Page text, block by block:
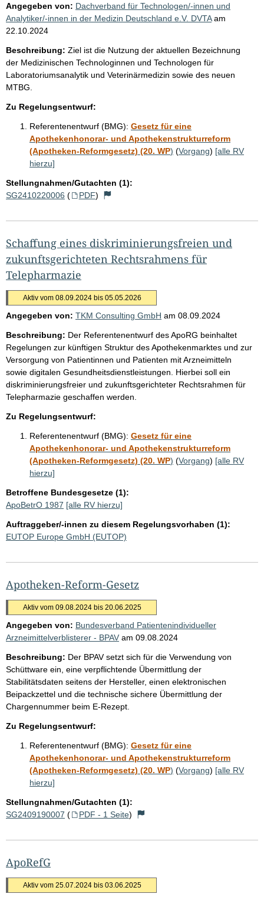
Angegeben von: Dachverband für Technologen/-innen und
Analytiker/-innen in der Medizin Deutschland e.V. DVTA am
22.10.2024
Beschreibung: Ziel ist die Nutzung der aktuellen Bezeichnung
der Medizinischen Technologinnen und Technologen für
Laboratoriumsanalytik und Veterinärmedizin sowie des neuen
MTBG.
Zu Regelungsentwurf:
Referentenentwurf (BMG): Gesetz für eine
Apothekenhonorar- und Apothekenstrukturreform
(Apotheken-Reformgesetz) (20. WP) (Vorgang) [alle RV
hierzu]
Stellungnahmen/Gutachten (1):
SG2410220006 ( PDF)
Schaffung eines diskriminierungsfreien und
zukunftsgerichteten Rechtsrahmens für
Telepharmazie
Aktiv vom 08.09.2024 bis 05.05.2026
Angegeben von: TKM Consulting GmbH am 08.09.2024
Beschreibung: Der Referentenentwurf des ApoRG beinhaltet
Regelungen zur künftigen Struktur des Apothekenmarktes und zur
Versorgung von Patientinnen und Patienten mit Arzneimitteln
sowie digitalen Gesundheitsdienstleistungen. Hierbei soll ein
diskriminierungsfreier und zukunftsgerichteter Rechtsrahmen für
Telepharmazie geschaffen werden.
Zu Regelungsentwurf:
Referentenentwurf (BMG): Gesetz für eine
Apothekenhonorar- und Apothekenstrukturreform
(Apotheken-Reformgesetz) (20. WP) (Vorgang) [alle RV
hierzu]
Betroffene Bundesgesetze (1):
ApoBetrO 1987 [alle RV hierzu]
Auftraggeber/-innen zu diesem Regelungsvorhaben (1):
EUTOP Europe GmbH (EUTOP)
Apotheken-Reform-Gesetz
Aktiv vom 09.08.2024 bis 20.06.2025
Angegeben von: Bundesverband Patientenindividueller
Arzneimittelverblisterer - BPAV am 09.08.2024
Beschreibung: Der BPAV setzt sich für die Verwendung von
Schüttware ein, eine verpflichtende Übermittlung der
Stabilitätsdaten seitens der Hersteller, einen elektronischen
Beipackzettel und die technische sichere Übermittlung der
Chargennummer beim E-Rezept.
Zu Regelungsentwurf:
Referentenentwurf (BMG): Gesetz für eine
Apothekenhonorar- und Apothekenstrukturreform
(Apotheken-Reformgesetz) (20. WP) (Vorgang) [alle RV
hierzu]
Stellungnahmen/Gutachten (1):
SG2409190007 ( PDF - 1 Seite)
ApoRefG
Aktiv vom 25.07.2024 bis 03.06.2025